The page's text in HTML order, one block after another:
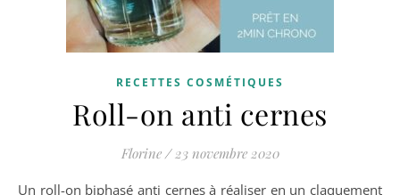
RECETTES COSMÉTIQUES
Roll-on anti cernes
Florine / 23 novembre 2020
Un roll-on biphasé anti cernes à réaliser en un claquement